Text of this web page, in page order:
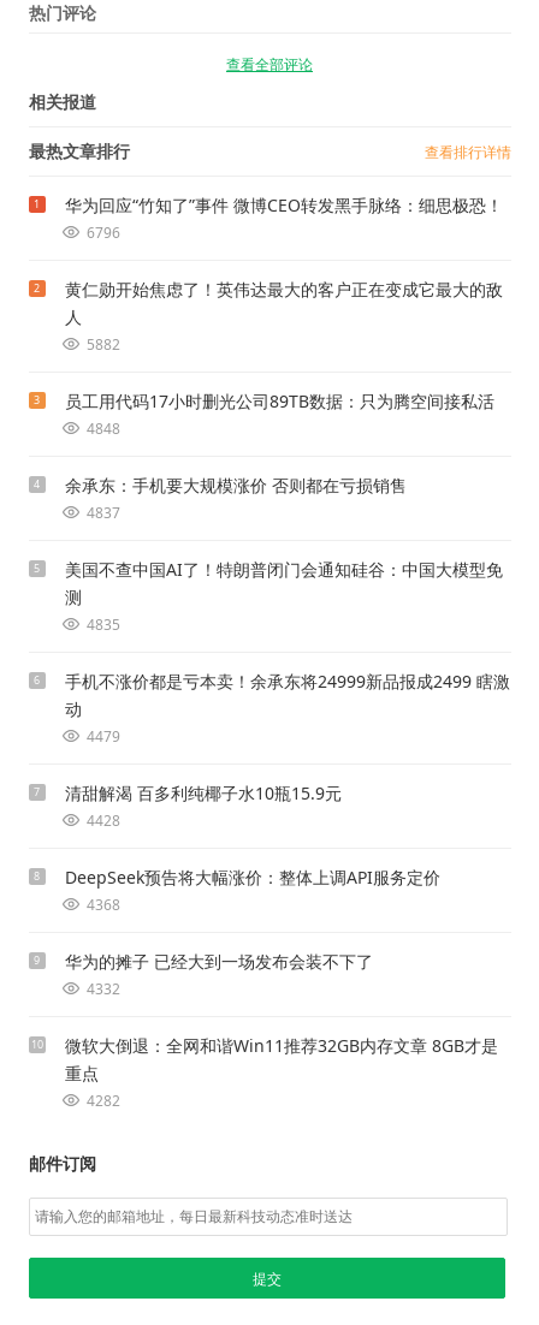
热门评论
查看全部评论
相关报道
最热文章排行 查看排行详情
1 华为回应“竹知了”事件 微博CEO转发黑手脉络：细思极恐！
6796
2
黄仁勋开始焦虑了！英伟达最大的客户正在变成它最大的敌
人
5882
3 员工用代码17小时删光公司89TB数据：只为腾空间接私活
4848
4 余承东：手机要大规模涨价 否则都在亏损销售
4837
5
美国不查中国AI了！特朗普闭门会通知硅谷：中国大模型免
测
4835
6
手机不涨价都是亏本卖！余承东将24999新品报成2499 瞎激
动
4479
7 清甜解渴 百多利纯椰子水10瓶15.9元
4428
8 DeepSeek预告将大幅涨价：整体上调API服务定价
4368
9 华为的摊子 已经大到一场发布会装不下了
4332
10
微软大倒退：全网和谐Win11推荐32GB内存文章 8GB才是
重点
4282
邮件订阅